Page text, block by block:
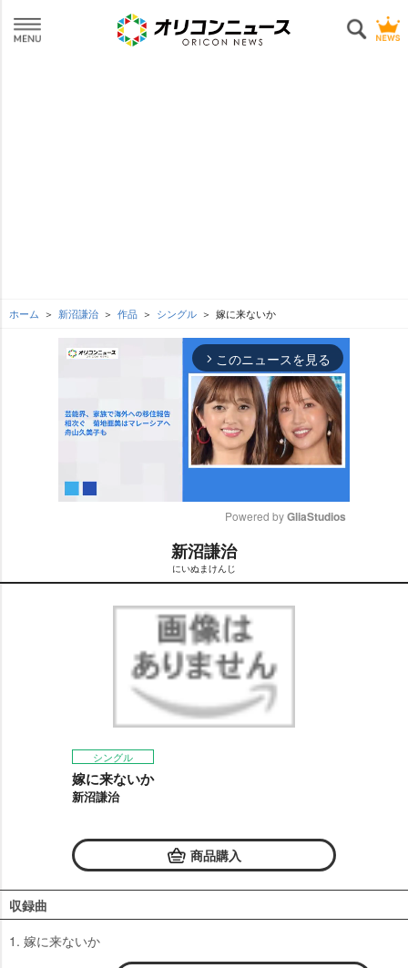
ホーム 新沼謙治 作品 シングル 嫁に来ないか
arrow_forward_ios このニュースを見る
t
e
Powered by GliaStudios
新沼謙治
にいぬまけんじ
シングル
嫁に来ないか
新沼謙治
商品購入
収録曲
1. 嫁に来ないか